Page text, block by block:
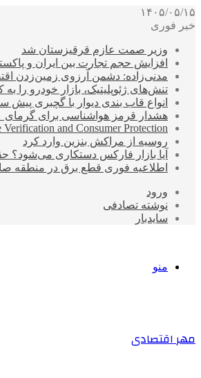
۱۴۰۵/۰۵/۱۵
خبر فوری
وزیر صمت عازم قرقیزستان شد
افزایش حجم تجارت بین ایران و پاکستان به رقم
مدنی‌زاده: دشمن آرزوی زمین‌زدن
تنش‌های ژئوپلیتیک، بازار خودرو را
انواع قاب بندی دیوار با گچبری
هشدار قرمز هواشناسی برای گرمای ۵۰ درجه؛ بارش‌های سیل‌آسا در ۳ استان
and Consumer Protection
روسیه از مراکش بنزین وارد کرد
آیا بازار فارکس دستکاری می‌شود؟
اطلاعیه فوری قطع برق در منطقه
ورود
نوشته تصادفی
سایدبار
منو
مهر اقتصادی